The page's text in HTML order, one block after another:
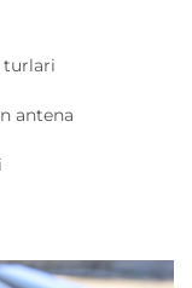
turlari
antena